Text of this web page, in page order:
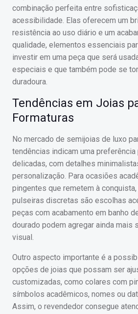
combinação perfeita entre
acessibilidade. Elas oferecem um
resistência ao uso diário e um
qualidade, elementos essenciais
investir em uma peça que será
especiais e que também pode se
duradoura.
Tendências em Joias
Formaturas
No mercado de semijoias de luxo
tendências indicam uma preferência
delicadas, com detalhes
personalização. Para ocasiões
pingentes que remetem à
pulseiras discretas são escolhas
peças com acabamento em banho
dourado podem agregar ainda mais
visual.
Outro aspecto importante é a
opções de joias que possam ser
customizadas, como colares com
símbolos acadêmicos, nomes ou
Assim, o revendedor consegue